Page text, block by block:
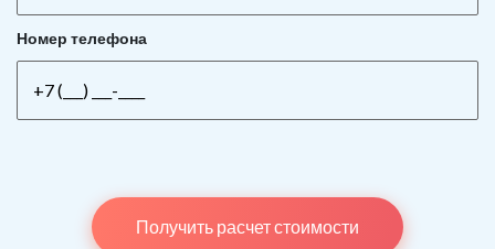
Номер телефона
Получить расчет стоимости